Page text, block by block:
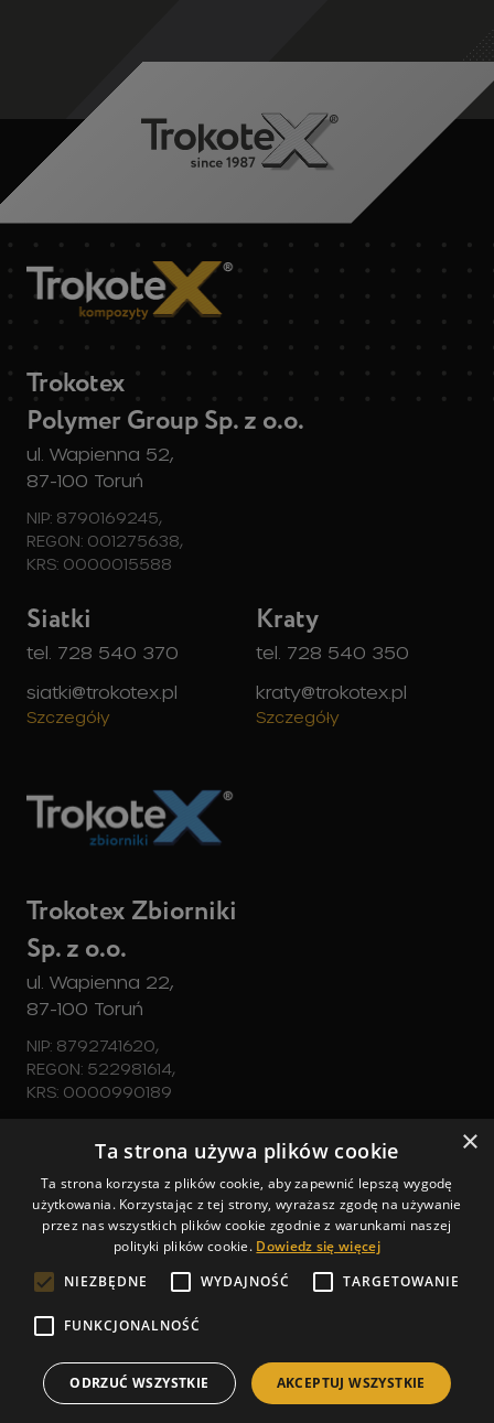
Trokotex
Polymer Group Sp. z o.o.
ul. Wapienna 52,
87-100 Toruń
NIP: 8790169245,
REGON: 001275638,
KRS: 0000015588
Siatki
tel. 728 540 370
siatki@trokotex.pl
Szczegóły
Kraty
tel. 728 540 350
kraty@trokotex.pl
Szczegóły
Trokotex Zbiorniki
Sp. z o.o.
ul. Wapienna 22,
87-100 Toruń
NIP: 8792741620,
REGON: 522981614,
KRS: 0000990189
Zbiorniki
tel. 728 540 350
zbiorniki@trokotex.pl
Copyright © 2026 Trokotex. Wszelkie prawa
FacebookInstagramLinkedinPolityka prywatności
Zapytaj o ofertę
+48 728 540 350
×
Ta strona używa plików cookie
Ta strona korzysta z plików cookie, aby zapewnić lepszą wygodę
użytkowania. Korzystając z tej strony, wyrażasz zgodę na używanie
przez nas wszystkich plików cookie zgodnie z warunkami naszej
polityki plików cookie. Dowiedz się więcej
NIEZBĘDNE
WYDAJNOŚĆ TARGETOWANIE
FUNKCJONALNOŚĆ
AKCEPTUJ WSZYSTKIE
ODRZUĆ WSZYSTKIE